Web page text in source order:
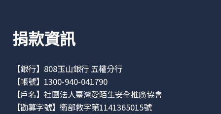
捐款資訊
【銀行】808玉山銀行 五權分行
【帳號】1300-940-041790
【戶名】社團法人臺灣愛陌生安全推廣協會
【勸募字號】衛部救字第1141365015號